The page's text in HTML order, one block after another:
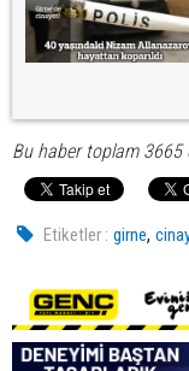
Bu haber toplam
Etiketler : girne,